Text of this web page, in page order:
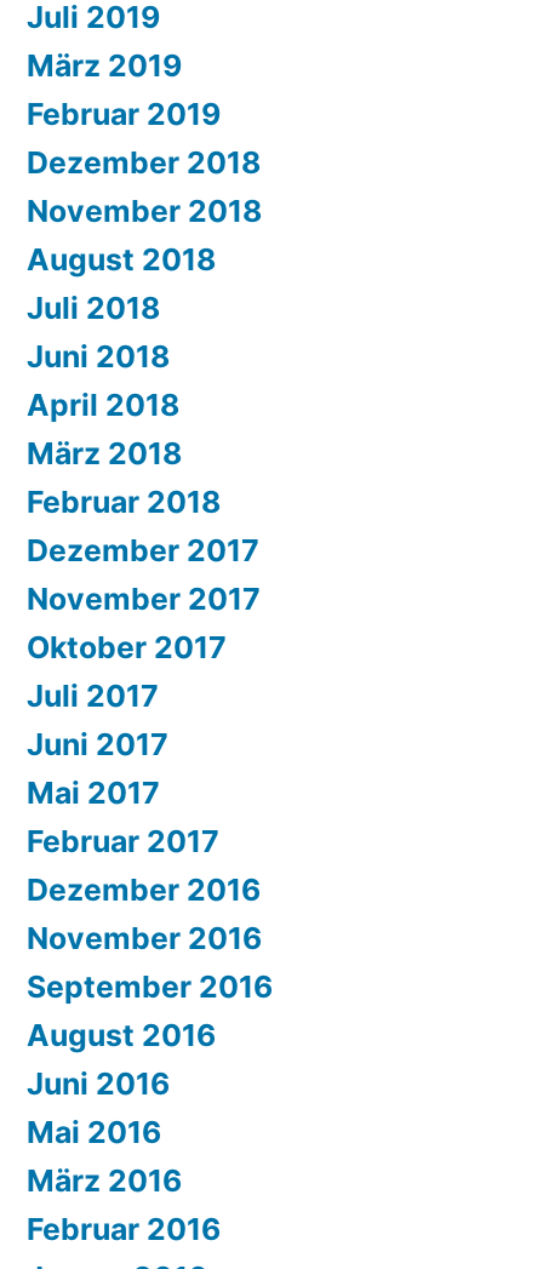
Juli 2019
März 2019
Februar 2019
Dezember 2018
November 2018
August 2018
Juli 2018
Juni 2018
April 2018
März 2018
Februar 2018
Dezember 2017
November 2017
Oktober 2017
Juli 2017
Juni 2017
Mai 2017
Februar 2017
Dezember 2016
November 2016
September 2016
August 2016
Juni 2016
Mai 2016
März 2016
Februar 2016